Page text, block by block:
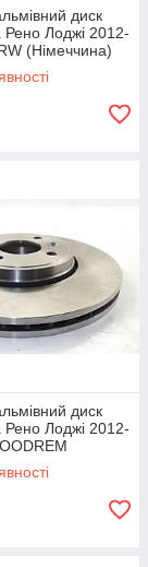
диск
Лоджі 2012-
(Німеччина)
диск
Лоджі 2012-